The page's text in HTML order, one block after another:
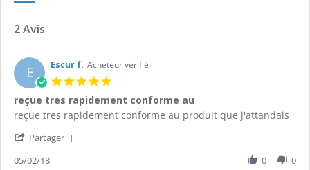
2 Avis
E Escur f. Acheteur vérifié
rating
reçue tres rapidement conforme au
Review
Escur
on
review
reçue
rapidement
reçue tres rapidement conforme au produit que j'attandais
Partager
05/02/18 0 0